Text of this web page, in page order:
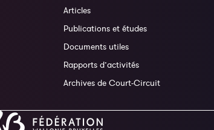
Articles
Publications et études
Documents utiles
Rapports d’activités
Archives de Court-Circuit